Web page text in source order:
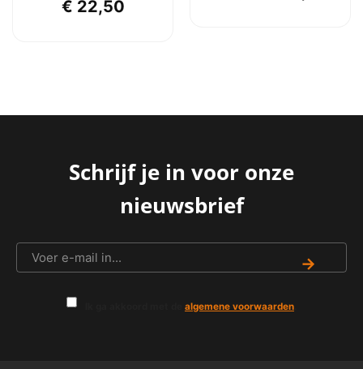
€ 22,50
Schrijf je in voor onze
nieuwsbrief
→
algemene voorwaarden